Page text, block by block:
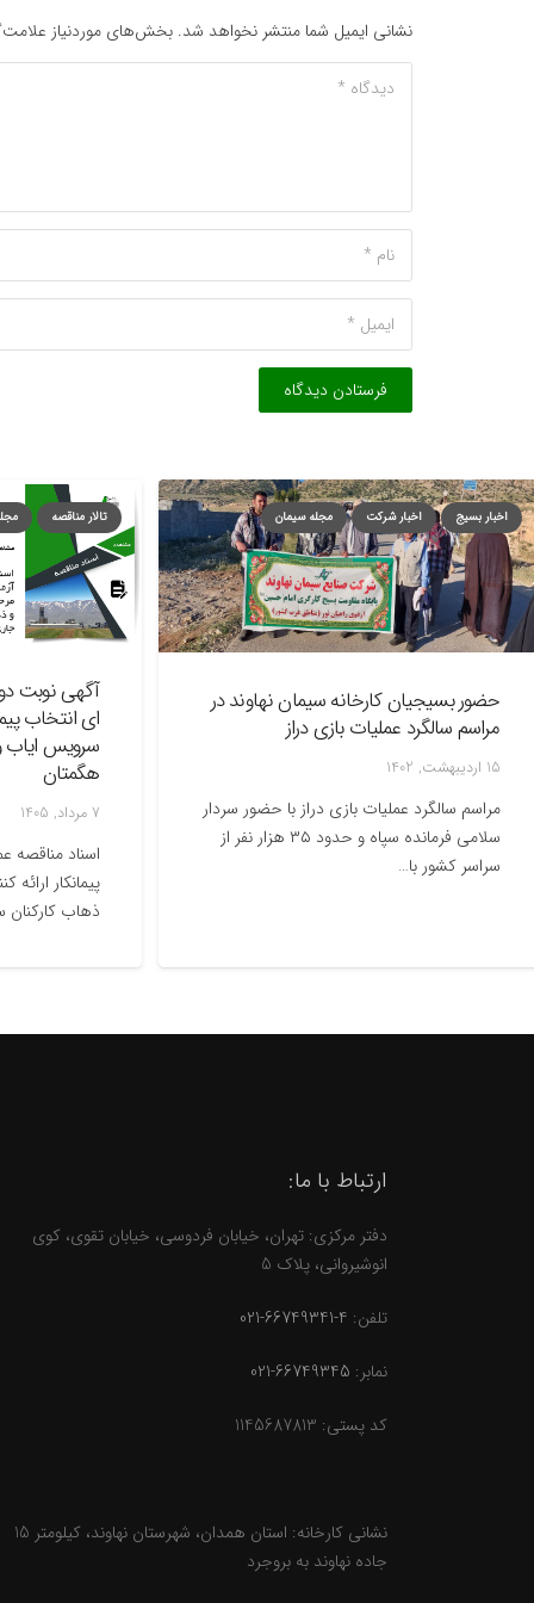
نشانی ایمیل شما منتشر نخواهد شد. بخش‌های موردنیاز
فرستادن دیدگاه
بسیج اخبار شرکت مجله سیمان
بسیجیان کارخانه سیمان نهاوند در
سالگرد عملیات بازی دراز
سالگرد عملیات بازی دراز با حضور سردار
سلامی فرمانده سپاه و حدود ۳۵ هزار نفر از
کشور با…
تالار مناقصه مجله
آگهی نوبت دوم
ای انتخاب
سرویس ایاب و
هگمتان
اسناد مناقصه
پیمانکار ارائه
ذهاب کارکنان
ارتباط با ما:
دفتر مرکزی: تهران، خیابان فردوسی، خیابان تقوی، کوی
انوشیروانی، پلاک 5
تلفن: 4-66749341-021
نمابر: 66749345-021
کد پستی: 1145687813
نشانی کارخانه: استان همدان، شهرستان نهاوند، کیلومتر 15
جاده نهاوند به بروجرد